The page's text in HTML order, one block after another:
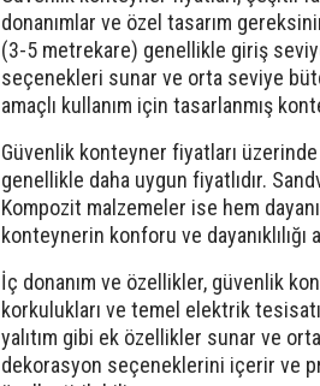
donanımlar ve özel tasarım
(3-5 metrekare) genellikle giriş
seçenekleri sunar ve orta seviye
amaçlı kullanım için tasarlanmış
Güvenlik konteyner fiyatları
genellikle daha uygun fiyatlıdır.
Kompozit malzemeler ise hem
konteynerin konforu ve
İç donanım ve özellikler, güvenlik
korkulukları ve temel elektrik
yalıtım gibi ek özellikler sunar ve
dekorasyon seçeneklerini içerir ve